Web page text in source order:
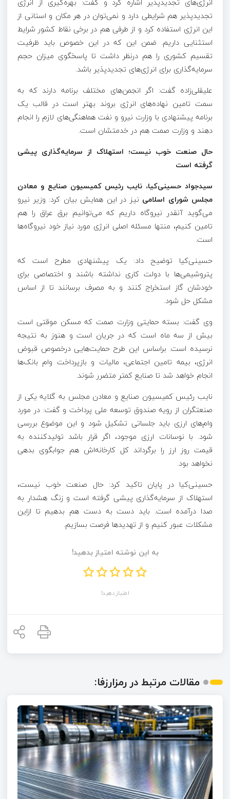
تجدیدپذیر هم شرایطی دارد و نمی‌توان در هر مکان و استانی از
این انرژی استفاده کرد و از طرفی هم در برخی نقاط کشور شرایط
استثنایی داریم. ضمن این که در این خصوص باید ظرفیت
تقسیم کشوری را هم درنظر داشت تا پاسخگوی میزان حجم
سرمایه‌گذاری برای انرژی‌های تجدیدپذیر باشد.
علیقلی‌زاده گفت: اگر انجمن‌های مختلف برنامه دارند که به
سمت تامین نهاده‌های انرژی بروند بهتر است در قالب یک
برنامه پیشنهادی با وزارت نیرو و نفت هماهنگی‌های لازم را انجام
دهند و وزارت صمت هم در خدمتشان است.
حال صنعت خوب نیست؛ استهلاک از سرمایه‌گذاری پیشی
گرفته است
سیدجواد حسینی‌کیا، نایب رئیس کمیسیون صنایع و معادن
مجلس شورای اسلامی نیز در این همایش بیان کرد: وزیر نیرو
می‌گوید آنقدر نیروگاه داریم که می‌توانیم برق عراق را هم
تامین کنیم، منتها مسئله اصلی انرژی مورد نیاز خود نیروگاه‌ها
است.
حسینی‌کیا توضیح داد: یک پیشنهادی مطرح است که
پتروشیمی‌ها با دولت کاری نداشته باشند و اختصاصی برای
خودشان گاز استخراج کنند و به مصرف برسانند تا از اساس
مشکل حل شود.
وی گفت: بسته حمایتی وزارت صمت که مسکن موقتی است
بیش از سه ماه است که در جریان است و هنوز به نتیجه
نرسیده است. براساس این طرح حمایت‌هایی درخصوص قبوض
انرژی، بیمه تامین اجتماعی، مالیات و بازپرداخت وام بانک‌ها
انجام خواهد شد تا صنایع کمتر متضرر شوند.
نایب رئیس کمیسیون صنایع و معادن مجلس به گلایه یکی از
صنعتگران از رویه صندوق توسعه ملی پرداخت و گفت: در مورد
وام‌های ارزی باید جلساتی تشکیل شود و این موضوع بررسی
شود. با نوسانات ارزی موجود، اگر قرار باشد تولیدکننده به
قیمت روز ارز را برگرداند کل کارخانه‌اش هم جوابگوی بدهی
نخواهد بود.
حسینی‌کیا در پایان تاکید کرد: حال صنعت خوب نیست،
استهلاک از سرمایه‌گذاری پیشی گرفته است و زنگ هشدار به
صدا درآمده است. باید دست به دست هم بدهیم تا ازاین
مشکلات عبور کنیم و از تهدیدها فرصت بسازیم.
به این نوشته امتیاز بدهید!
امتیاز دهید!
مقالات مرتبط در رمزارزفا: